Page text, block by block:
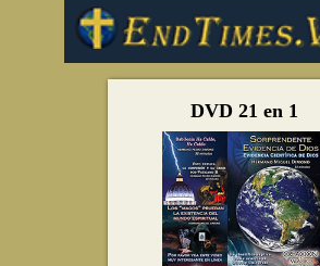
DVD 21 en 1